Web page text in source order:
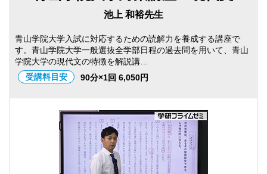
池上 和裕先生
青山学院大学入試に対応するための読解力を養成する講座で
す。青山学院大学一般選抜全学部日程の過去問を用いて、青山
学院大学の現代文の特徴を解説講…
受講料目安
90分×1回 6,050円